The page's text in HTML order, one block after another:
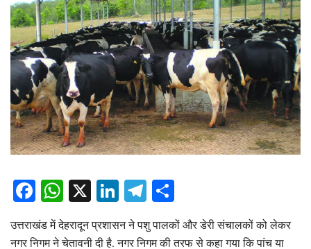
Facebook
WhatsApp
X LinkedIn
Telegram
उत्तराखंड में देहरादून प्रशासन ने पशु पालकों और डेरी संचालकों को लेकर
नगर निगम ने चेतावनी दी है. नगर निगम की तरफ से कहा गया कि पांच या